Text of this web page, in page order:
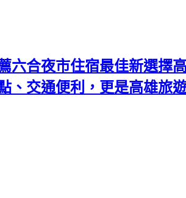
六合夜市住宿最佳新選擇
交通便利，更是高雄旅